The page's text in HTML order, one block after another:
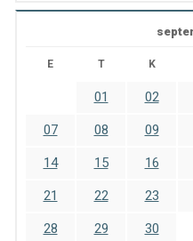
E T K
01 02
07 08 09
14 15 16
21 22 23
28 29 30